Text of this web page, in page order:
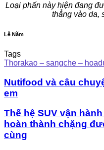
Loại phấn này hiện đang
thẳng vào da,
Lê Năm
Tags
Thorakao – sangche –
Nutifood và câu
em
Thế hệ SUV vận
hoàn thành chặng
cùng